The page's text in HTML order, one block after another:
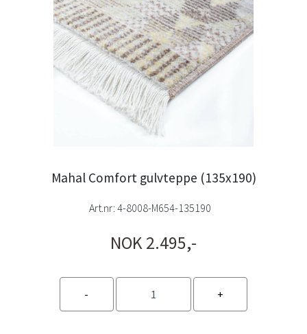
Mahal Comfort gulvteppe (135x190)
Art.nr: 4-8008-M654-135190
NOK 2.495,-